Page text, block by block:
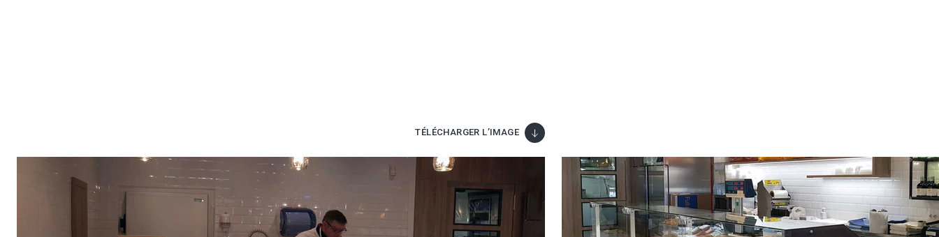
TÉLÉCHARGER L’IMAGE